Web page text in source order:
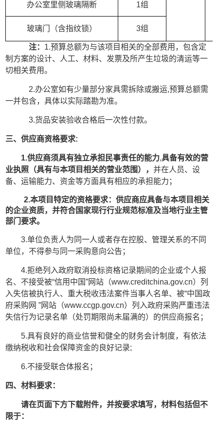
办公室里侧玻璃隔断 1组
玻璃门（含指纹锁） 3组
注： 1.预算总额为与该项目相关的全部费用，包含定
制方案的设计、人工、材料、发票及所产生垃圾的清运等一
切相关费用。
2.办公室如有少量部分家具需拆除或搬运,预算总额需
一并包含，具体以实际踏勘为准。
3.货品安装验收合格后一次性付款。
三、供应商资格要求:
1.供应商须具有独立承担民事责任的能力,具备有效的营
业执照（具有与本项目相关的营业范围），并在人员、设
备、运输能力、资金等方面具有相应的承担能力；
2.本项目特定的资格要求：供应商应具备与本项目相关
的企业资质，并符合国家现行行业规范标准及当地行业主管
部门要求。
3.单位负责人为同一人或者存在控股、管理关系的不同
单位，不得参与同一采购意向公告；
4.拒绝列入政府取消投标资格记录期间的企业或个人报
名、不接受被“信用中国”网站（www.creditchina.gov.cn）列
入失信被执行人、重大税收违法案件当事人名单、被“中国政
府采购网 ”网站（www.ccgp.gov.cn）列入政府采购严重违法
失信行为记录名单（处罚期限尚未届满的）的供应商报名；
5.具有良好的商业信誉和健全的财务会计制度，有依法
缴纳税收和社会保障资金的良好记录;
6.不接受联合体报名 ；
四、材料要求：
请在页面下方下载附件，并按要求填写，材料包括但不
限于：